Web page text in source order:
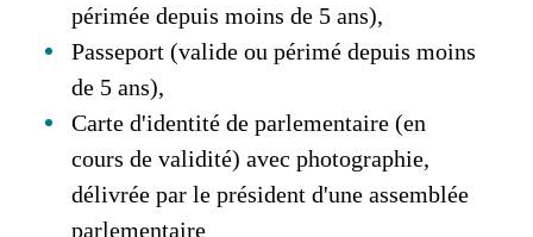
périmée depuis moins de 5 ans),
Passeport (valide ou périmé depuis moins
de 5 ans),
Carte d'identité de parlementaire (en
cours de validité) avec photographie,
délivrée par le président d'une assemblée
parlementaire